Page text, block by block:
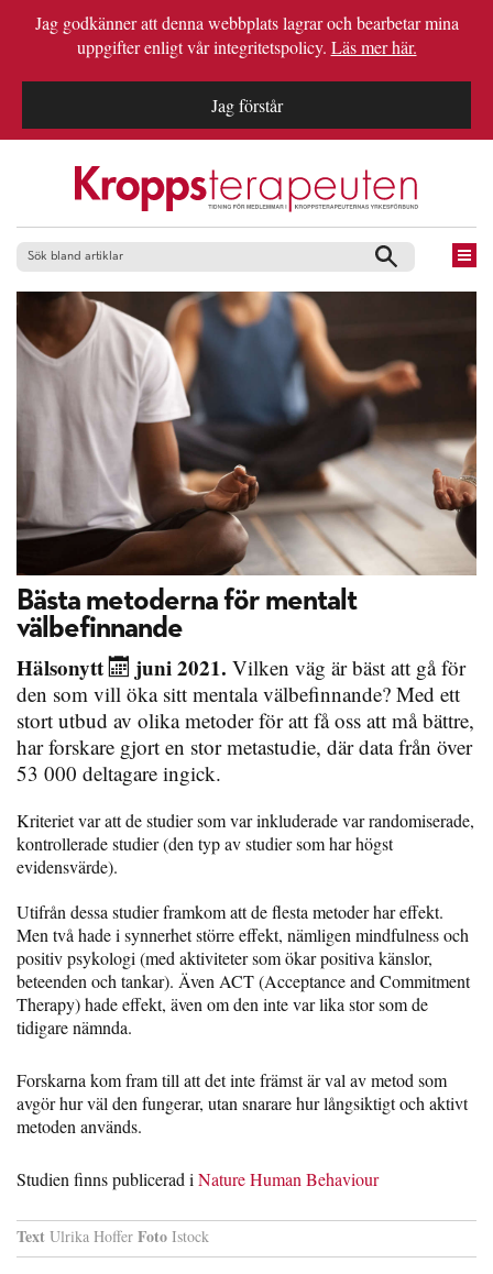
Jag godkänner att denna webbplats lagrar och bearbetar mina
uppgifter enligt vår integritetspolicy. Läs mer här.
Jag förstår
Bästa metoderna för mentalt
välbefinnande
Hälsonytt
juni 2021. Vilken väg är bäst att gå för
den som vill öka sitt mentala välbefinnande? Med ett
stort utbud av olika metoder för att få oss att må bättre,
har forskare gjort en stor metastudie, där data från över
53 000 deltagare ingick.
Kriteriet var att de studier som var inkluderade var randomiserade,
kontrollerade studier (den typ av studier som har högst
evidensvärde).
Utifrån dessa studier framkom att de flesta metoder har effekt.
Men två hade i synnerhet större effekt, nämligen mindfulness och
positiv psykologi (med aktiviteter som ökar positiva känslor,
beteenden och tankar). Även ACT (Acceptance and Commitment
Therapy) hade effekt, även om den inte var lika stor som de
tidigare nämnda.
Forskarna kom fram till att det inte främst är val av metod som
avgör hur väl den fungerar, utan snarare hur långsiktigt och aktivt
metoden används.
Studien finns publicerad iNature Human Behaviour
Text Ulrika Hoffer Foto Istock